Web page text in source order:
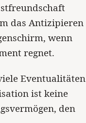
das Antizipieren
wenn
regnet.
Eventualitäten
ist keine
den